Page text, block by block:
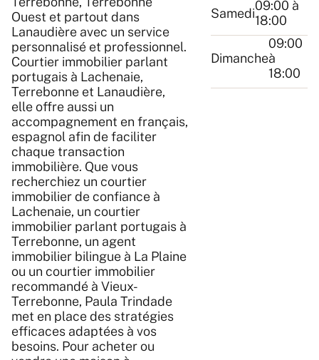
Ouest et partout dans
Lanaudière avec un service
personnalisé et professionnel.
Courtier immobilier parlant
portugais à Lachenaie,
Terrebonne et Lanaudière,
elle offre aussi un
accompagnement en français,
espagnol afin de faciliter
chaque transaction
immobilière. Que vous
recherchiez un courtier
immobilier de confiance à
Lachenaie, un courtier
immobilier parlant portugais à
Terrebonne, un agent
immobilier bilingue à La Plaine
ou un courtier immobilier
recommandé à Vieux-
Terrebonne, Paula Trindade
met en place des stratégies
efficaces adaptées à vos
besoins. Pour acheter ou
Samedi09:00 à
18:00
Dimanche
09:00
à
18:00